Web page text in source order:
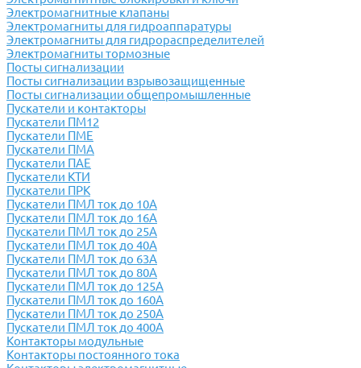
Электромагнитные клапаны
Электромагниты для гидроаппаратуры
Электромагниты для гидрораспределителей
Электромагниты тормозные
Посты сигнализации
Посты сигнализации взрывозащищенные
Посты сигнализации общепромышленные
Пускатели и контакторы
Пускатели ПМ12
Пускатели ПМЕ
Пускатели ПМА
Пускатели ПАЕ
Пускатели КТИ
Пускатели ПРК
Пускатели ПМЛ ток до 10А
Пускатели ПМЛ ток до 16А
Пускатели ПМЛ ток до 25А
Пускатели ПМЛ ток до 40А
Пускатели ПМЛ ток до 63А
Пускатели ПМЛ ток до 80А
Пускатели ПМЛ ток до 125А
Пускатели ПМЛ ток до 160А
Пускатели ПМЛ ток до 250А
Пускатели ПМЛ ток до 400А
Контакторы модульные
Контакторы постоянного тока